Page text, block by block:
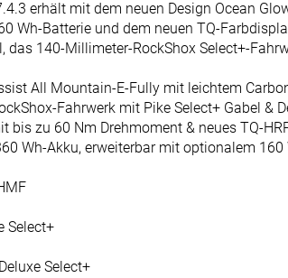
erhält mit dem neuen Design Ocean
Wh-Batterie und dem neuen TQ-
das 140-Millimeter-RockShox Select+-
All Mountain-E-Fully mit leichtem
Fahrwerk mit Pike Select+ Gabel &
bis zu 60 Nm Drehmoment & neues TQ-
Wh-Akku, erweiterbar mit optionalem
Select+
Select+